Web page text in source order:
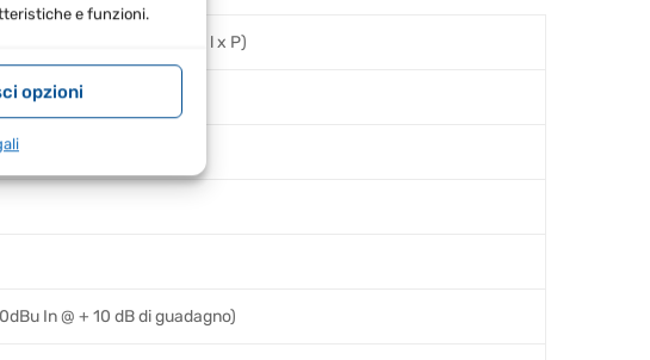
e funzioni.
opzioni
x 460 mm x 476 mm (H x l x P)
In @ + 10 dB di guadagno)